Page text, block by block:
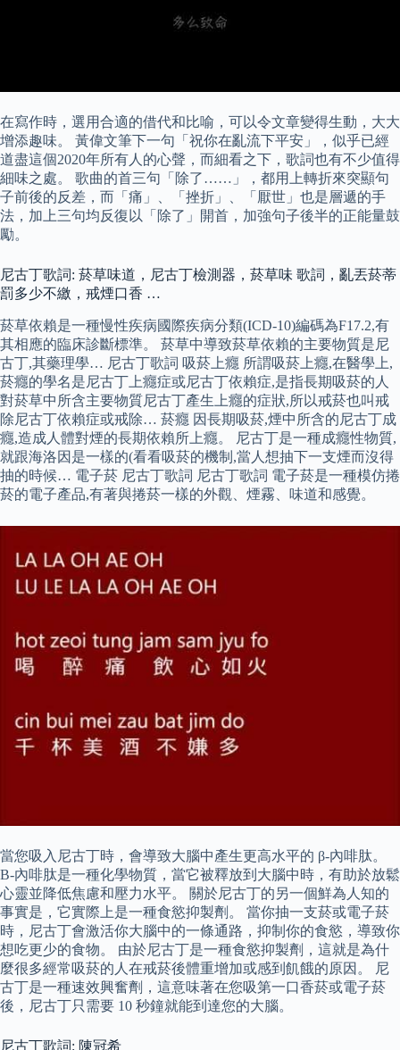
在寫作時，選用合適的借代和比喻，可以令文章變得生動，大大
增添趣味。 黃偉文筆下一句「祝你在亂流下平安」，似乎已經
道盡這個2020年所有人的心聲，而細看之下，歌詞也有不少值得
細味之處。 歌曲的首三句「除了……」，都用上轉折來突顯句
子前後的反差，而「痛」、「挫折」、「厭世」也是層遞的手
法，加上三句均反復以「除了」開首，加強句子後半的正能量鼓
勵。
尼古丁歌詞: 菸草味道，尼古丁檢測器，菸草味 歌詞，亂丟菸蒂
罰多少不繳，戒煙口香 …
菸草依賴是一種慢性疾病國際疾病分類(ICD-10)編碼為F17.2,有
其相應的臨床診斷標準。 菸草中導致菸草依賴的主要物質是尼
古丁,其藥理學… 尼古丁歌詞 吸菸上癮 所謂吸菸上癮,在醫學上,
菸癮的學名是尼古丁上癮症或尼古丁依賴症,是指長期吸菸的人
對菸草中所含主要物質尼古丁產生上癮的症狀,所以戒菸也叫戒
除尼古丁依賴症或戒除… 菸癮 因長期吸菸,煙中所含的尼古丁成
癮,造成人體對煙的長期依賴所上癮。 尼古丁是一種成癮性物質,
就跟海洛因是一樣的(看看吸菸的機制,當人想抽下一支煙而沒得
抽的時候… 電子菸 尼古丁歌詞 尼古丁歌詞 電子菸是一種模仿捲
菸的電子產品,有著與捲菸一樣的外觀、煙霧、味道和感覺。
當您吸入尼古丁時，會導致大腦中產生更高水平的 β-內啡肽。
Β-內啡肽是一種化學物質，當它被釋放到大腦中時，有助於放鬆
心靈並降低焦慮和壓力水平。 關於尼古丁的另一個鮮為人知的
事實是，它實際上是一種食慾抑製劑。 當你抽一支菸或電子菸
時，尼古丁會激活你大腦中的一條通路，抑制你的食慾，導致你
想吃更少的食物。 由於尼古丁是一種食慾抑製劑，這就是為什
麼很多經常吸菸的人在戒菸後體重增加或感到飢餓的原因。 尼
古丁是一種速效興奮劑，這意味著在您吸第一口香菸或電子菸
後，尼古丁只需要 10 秒鐘就能到達您的大腦。
尼古丁歌詞: 陳冠希